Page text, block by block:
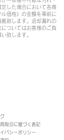
した場合において各商
価格》の金額を事前に
致します。返却漏れの
ついてはお客様のご負
致します。
取引に基づく表記
バシーポリシー